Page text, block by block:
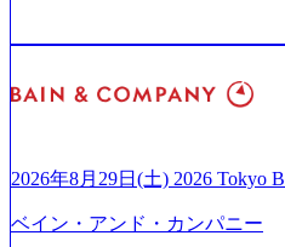
ア組織） 2026年8月22日(土)
日(月) 16:00 ※応募者が定員を
の上参加者を決定させていた
● 当日の流れ 受付 → 会社説明
後、随時ご案内) ※全てリモー
通常の選考フローと異なり、
ションサーチになります。 ご
た？ (https://
nture.com/jp-ja/case-studies/song/
on) 大正製薬：ITカーブアウト支
m/jp-ja/case-studies/consulting/
ジー & コンサルティング） ソ
s://www.accenture.com/jp-ja/case-
する「保安ネット」を構築。省
確実な実現と社会的価値及び
Cとの戦略的資本提携も実現
シングなどの専門知識と、豊富
えるプロフェッショナルを有
トとしている SAP領域におい
定コンサルタント資格を取得
2026年8月29日(土) 2026 Tokyo
ベイン・アンド・カンパニー